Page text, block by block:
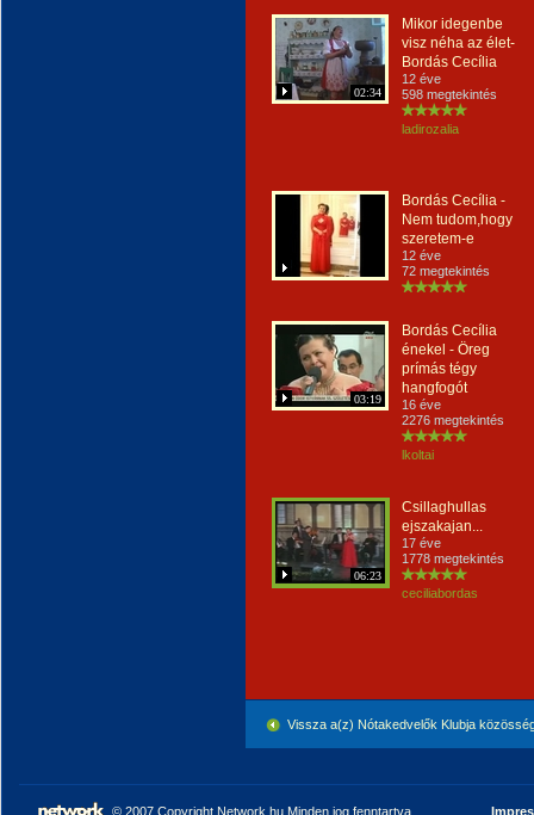
02:34
Mikor idegenbe
visz néha az élet-
Bordás Cecília
12 éve
598 megtekintés
ladirozalia
Bordás Cecília -
Nem tudom,hogy
szeretem-e
12 éve
72 megtekintés
03:19
Bordás Cecília
énekel - Öreg
prímás tégy
hangfogót
16 éve
2276 megtekintés
lkoltai
06:23
Csillaghullas
ejszakajan...
17 éve
1778 megtekintés
ceciliabordas
Vissza a(z) Nótakedvelők Klubja
© 2007 Copyright Network.hu Minden jog fenntartva.